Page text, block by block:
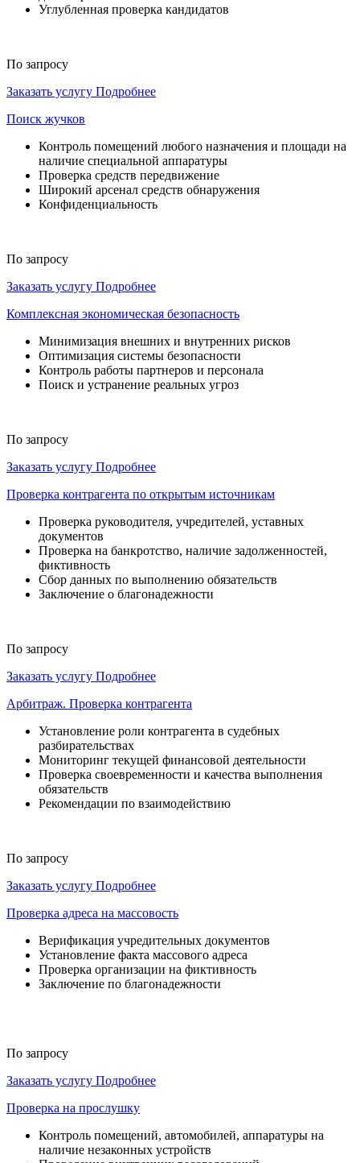
Углубленная проверка кандидатов
По запросу
Заказать услугу Подробнее
Поиск жучков
Контроль помещений любого назначения и площади на
наличие специальной аппаратуры
Проверка средств передвижение
Широкий арсенал средств обнаружения
Конфиденциальность
По запросу
Заказать услугу Подробнее
Комплексная экономическая безопасность
Минимизация внешних и внутренних рисков
Оптимизация системы безопасности
Контроль работы партнеров и персонала
Поиск и устранение реальных угроз
По запросу
Заказать услугу Подробнее
Проверка контрагента по открытым источникам
Проверка руководителя, учредителей, уставных
документов
Проверка на банкротство, наличие задолженностей,
фиктивность
Сбор данных по выполнению обязательств
Заключение о благонадежности
По запросу
Заказать услугу Подробнее
Арбитраж. Проверка контрагента
Установление роли контрагента в судебных
разбирательствах
Мониторинг текущей финансовой деятельности
Проверка своевременности и качества выполнения
обязательств
Рекомендации по взаимодействию
По запросу
Заказать услугу Подробнее
Проверка адреса на массовость
Верификация учредительных документов
Установление факта массового адреса
Проверка организации на фиктивность
Заключение по благонадежности
По запросу
Заказать услугу Подробнее
Проверка на прослушку
Контроль помещений, автомобилей, аппаратуры на
наличие незаконных устройств